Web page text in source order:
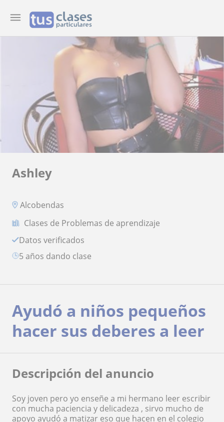
Ashley
Alcobendas
Clases de Problemas de aprendizaje
Datos verificados
5 años dando clase
Ayudó a niños pequeños
hacer sus deberes a leer
Descripción del anuncio
Soy joven pero yo enseñe a mi hermano leer escribir
con mucha paciencia y delicadeza , sirvo mucho de
apoyo ayudó a matizar eso que hacen en el colegio